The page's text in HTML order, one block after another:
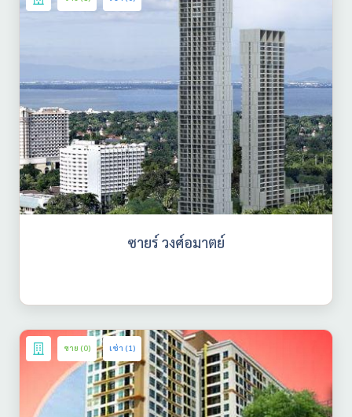
ซายร์ วงศ์อมาตย์
ขาย (0) เช่า (1)